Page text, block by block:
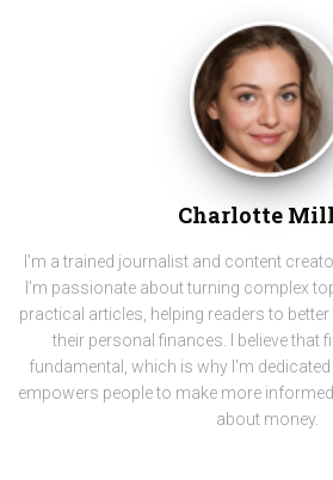
Charlotte
I'm a trained journalist and content
I'm passionate about turning complex
practical articles, helping readers to
their personal finances. I believe that
fundamental, which is why I'm
empowers people to make more
about money.